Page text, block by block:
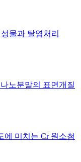
물과 탈염처리
노분말의 표면개질
에 미치는 Cr 원소첨